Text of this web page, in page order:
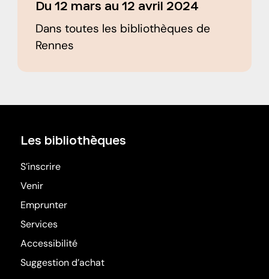
Du 12 mars au 12 avril 2024
Dans toutes les bibliothèques de
Rennes
Les bibliothèques
S’inscrire
Venir
Emprunter
Services
Accessibilité
Suggestion d’achat